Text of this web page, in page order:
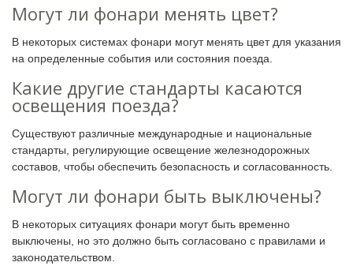
Могут ли фонари менять цвет?
В некоторых системах фонари могут менять цвет для указания
на определенные события или состояния поезда.
Какие другие стандарты касаются
освещения поезда?
Существуют различные международные и национальные
стандарты, регулирующие освещение железнодорожных
составов, чтобы обеспечить безопасность и согласованность.
Могут ли фонари быть выключены?
В некоторых ситуациях фонари могут быть временно
выключены, но это должно быть согласовано с правилами и
законодательством.